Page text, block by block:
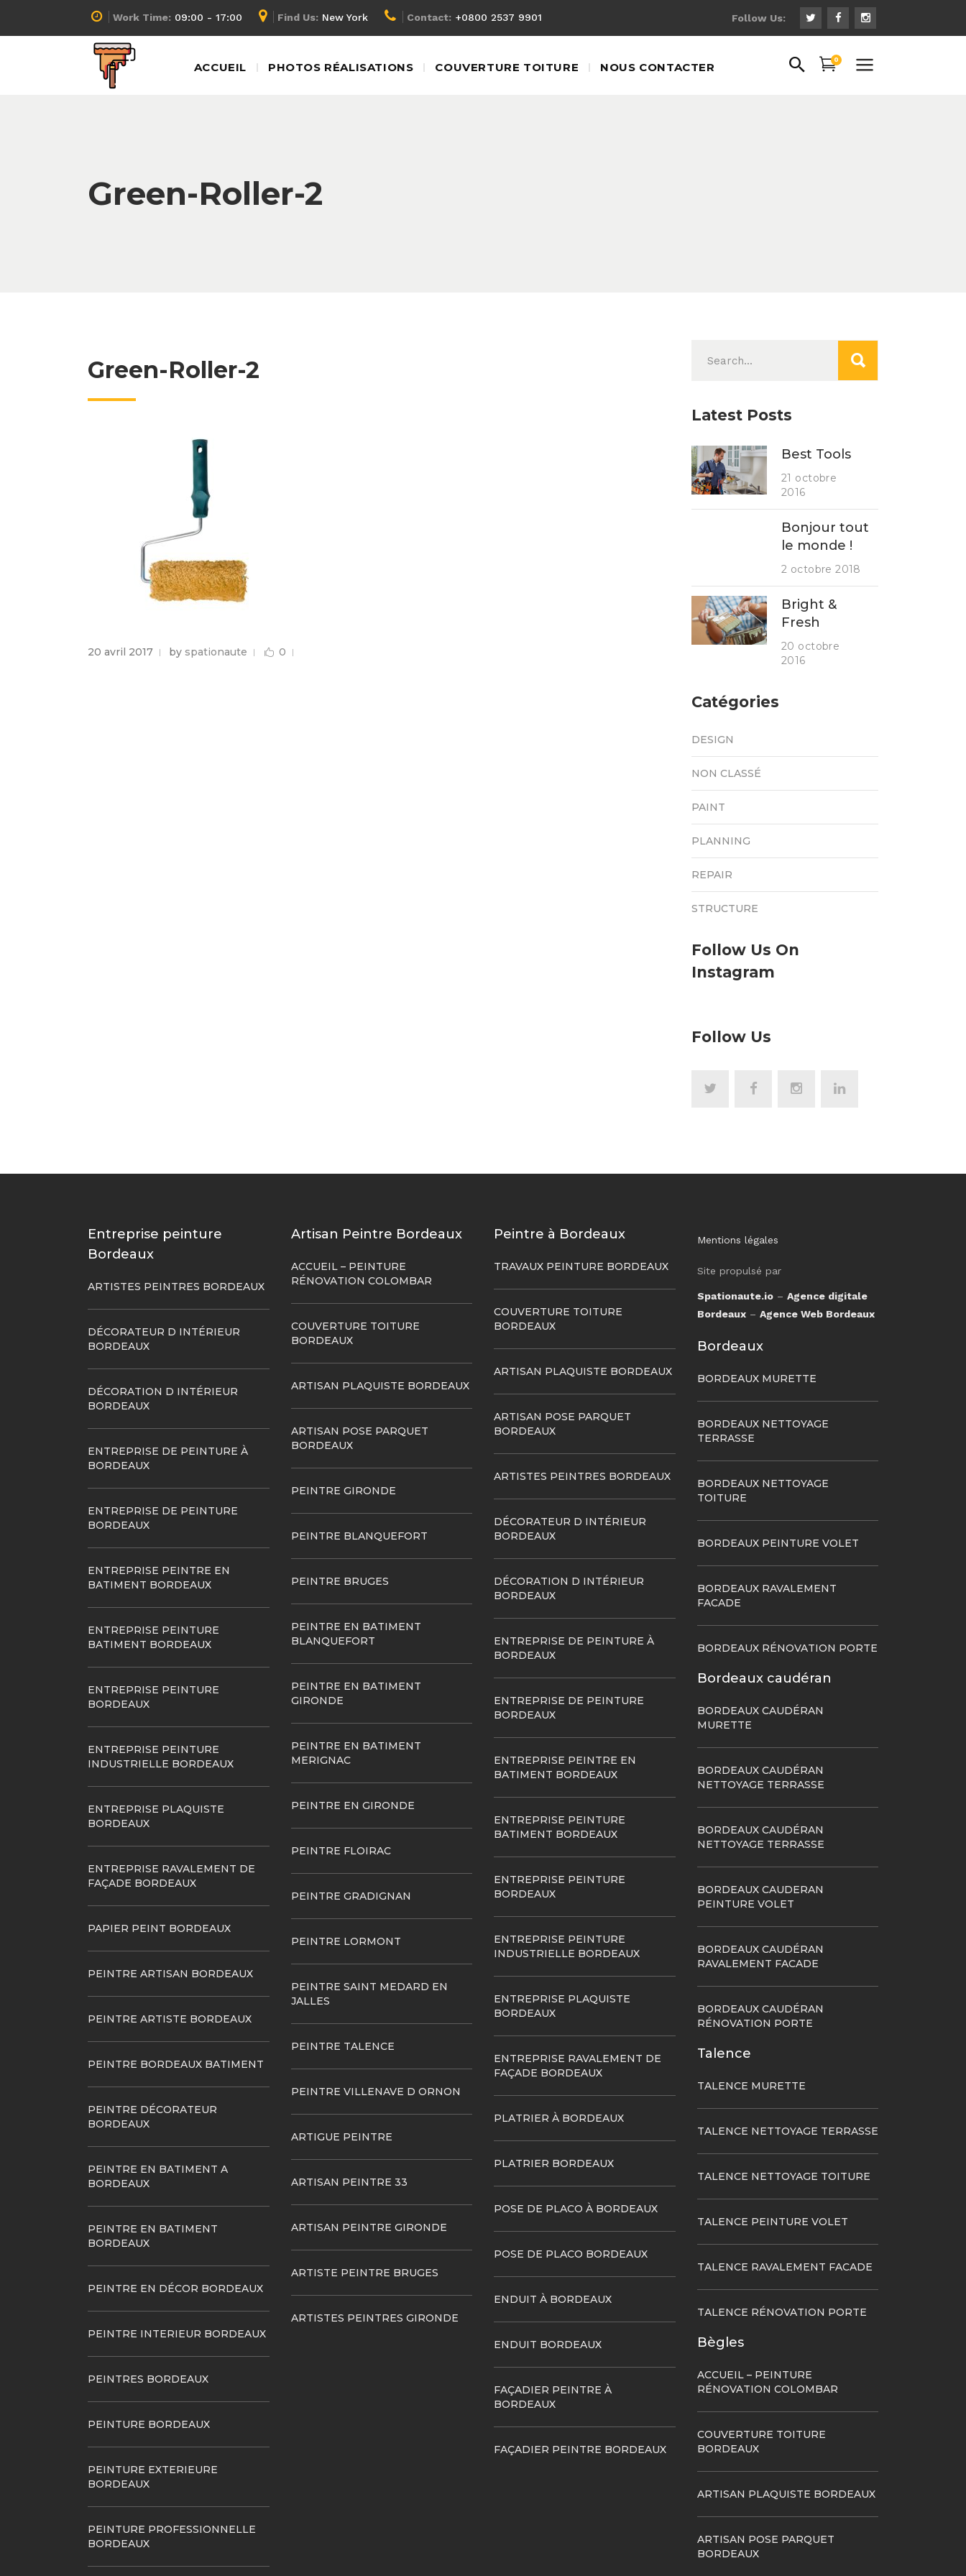
Work Time: 09:00 - 17:00 Find Us: New York Contact: +0800 2537 9901 Follow Us:
ACCUEIL PHOTOS RÉALISATIONS COUVERTURE TOITURE NOUS CONTACTER
0
Green-Roller-2
Green-Roller-2
20 avril 2017 by spationaute 0
for:
Latest Posts
Best Tools
21 octobre
2016
Bonjour tout
le monde !
2 octobre 2018
Bright &
Fresh
20 octobre
2016
Catégories
DESIGN
NON CLASSÉ
PAINT
PLANNING
REPAIR
STRUCTURE
Follow Us On
Instagram
Follow Us
Entreprise peinture
Bordeaux
ARTISTES PEINTRES BORDEAUX
DÉCORATEUR D INTÉRIEUR
BORDEAUX
DÉCORATION D INTÉRIEUR
BORDEAUX
ENTREPRISE DE PEINTURE À
BORDEAUX
ENTREPRISE DE PEINTURE
BORDEAUX
ENTREPRISE PEINTRE EN
BATIMENT BORDEAUX
ENTREPRISE PEINTURE
BATIMENT BORDEAUX
ENTREPRISE PEINTURE
BORDEAUX
ENTREPRISE PEINTURE
INDUSTRIELLE BORDEAUX
ENTREPRISE PLAQUISTE
BORDEAUX
ENTREPRISE RAVALEMENT DE
FAÇADE BORDEAUX
PAPIER PEINT BORDEAUX
PEINTRE ARTISAN BORDEAUX
PEINTRE ARTISTE BORDEAUX
PEINTRE BORDEAUX BATIMENT
PEINTRE DÉCORATEUR
BORDEAUX
PEINTRE EN BATIMENT A
BORDEAUX
PEINTRE EN BATIMENT
BORDEAUX
PEINTRE EN DÉCOR BORDEAUX
PEINTRE INTERIEUR BORDEAUX
PEINTRES BORDEAUX
PEINTURE BORDEAUX
PEINTURE EXTERIEURE
BORDEAUX
PEINTURE PROFESSIONNELLE
BORDEAUX
Artisan Peintre Bordeaux
ACCUEIL – PEINTURE
RÉNOVATION COLOMBAR
COUVERTURE TOITURE
BORDEAUX
ARTISAN PLAQUISTE BORDEAUX
ARTISAN POSE PARQUET
BORDEAUX
PEINTRE GIRONDE
PEINTRE BLANQUEFORT
PEINTRE BRUGES
PEINTRE EN BATIMENT
BLANQUEFORT
PEINTRE EN BATIMENT
GIRONDE
PEINTRE EN BATIMENT
MERIGNAC
PEINTRE EN GIRONDE
PEINTRE FLOIRAC
PEINTRE GRADIGNAN
PEINTRE LORMONT
PEINTRE SAINT MEDARD EN
JALLES
PEINTRE TALENCE
PEINTRE VILLENAVE D ORNON
ARTIGUE PEINTRE
ARTISAN PEINTRE 33
ARTISAN PEINTRE GIRONDE
ARTISTE PEINTRE BRUGES
ARTISTES PEINTRES GIRONDE
Peintre à Bordeaux
TRAVAUX PEINTURE BORDEAUX
COUVERTURE TOITURE
BORDEAUX
ARTISAN PLAQUISTE BORDEAUX
ARTISAN POSE PARQUET
BORDEAUX
ARTISTES PEINTRES BORDEAUX
DÉCORATEUR D INTÉRIEUR
BORDEAUX
DÉCORATION D INTÉRIEUR
BORDEAUX
ENTREPRISE DE PEINTURE À
BORDEAUX
ENTREPRISE DE PEINTURE
BORDEAUX
ENTREPRISE PEINTRE EN
BATIMENT BORDEAUX
ENTREPRISE PEINTURE
BATIMENT BORDEAUX
ENTREPRISE PEINTURE
BORDEAUX
ENTREPRISE PEINTURE
INDUSTRIELLE BORDEAUX
ENTREPRISE PLAQUISTE
BORDEAUX
ENTREPRISE RAVALEMENT DE
FAÇADE BORDEAUX
PLATRIER À BORDEAUX
PLATRIER BORDEAUX
POSE DE PLACO À BORDEAUX
POSE DE PLACO BORDEAUX
ENDUIT À BORDEAUX
ENDUIT BORDEAUX
FAÇADIER PEINTRE À
BORDEAUX
FAÇADIER PEINTRE BORDEAUX
Mentions légales
Site propulsé par
Spationaute.io– Agence digitale
Bordeaux– Agence Web Bordeaux
Bordeaux
BORDEAUX MURETTE
BORDEAUX NETTOYAGE
TERRASSE
BORDEAUX NETTOYAGE
TOITURE
BORDEAUX PEINTURE VOLET
BORDEAUX RAVALEMENT
FACADE
BORDEAUX RÉNOVATION PORTE
Bordeaux caudéran
BORDEAUX CAUDÉRAN
MURETTE
BORDEAUX CAUDÉRAN
NETTOYAGE TERRASSE
BORDEAUX CAUDÉRAN
NETTOYAGE TERRASSE
BORDEAUX CAUDERAN
PEINTURE VOLET
BORDEAUX CAUDÉRAN
RAVALEMENT FACADE
BORDEAUX CAUDÉRAN
RÉNOVATION PORTE
Talence
TALENCE MURETTE
TALENCE NETTOYAGE TERRASSE
TALENCE NETTOYAGE TOITURE
TALENCE PEINTURE VOLET
TALENCE RAVALEMENT FACADE
TALENCE RÉNOVATION PORTE
Bègles
ACCUEIL – PEINTURE
RÉNOVATION COLOMBAR
COUVERTURE TOITURE
BORDEAUX
ARTISAN PLAQUISTE BORDEAUX
ARTISAN POSE PARQUET
BORDEAUX